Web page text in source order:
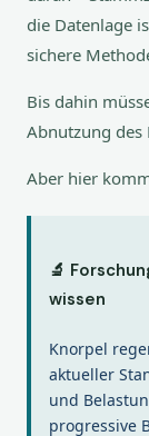
die Datenlage
sichere
Bis dahin
Abnutzung des
Aber hier
🔬
wissen
Knorpel
aktueller
und
progressive